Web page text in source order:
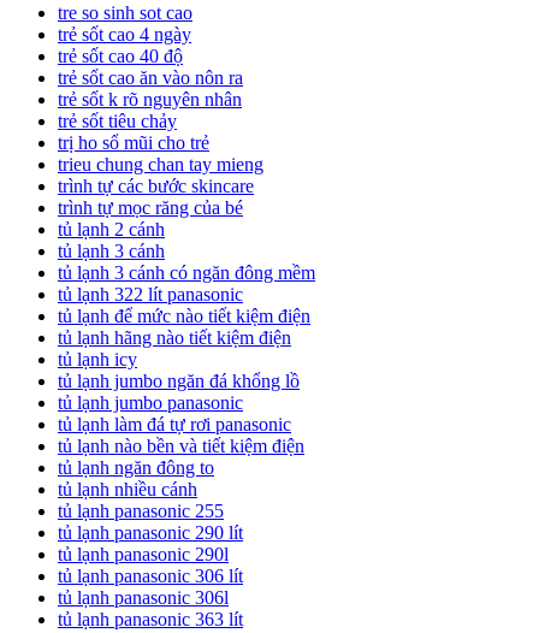
tre so sinh sot cao
trẻ sốt cao 4 ngày
trẻ sốt cao 40 độ
trẻ sốt cao ăn vào nôn ra
trẻ sốt k rõ nguyên nhân
trẻ sốt tiêu chảy
trị ho sổ mũi cho trẻ
trieu chung chan tay mieng
trình tự các bước skincare
trình tự mọc răng của bé
tủ lạnh 2 cánh
tủ lạnh 3 cánh
tủ lạnh 3 cánh có ngăn đông mềm
tủ lạnh 322 lít panasonic
tủ lạnh để mức nào tiết kiệm điện
tủ lạnh hãng nào tiết kiệm điện
tủ lạnh icy
tủ lạnh jumbo ngăn đá khổng lồ
tủ lạnh jumbo panasonic
tủ lạnh làm đá tự rơi panasonic
tủ lạnh nào bền và tiết kiệm điện
tủ lạnh ngăn đông to
tủ lạnh nhiều cánh
tủ lạnh panasonic 255
tủ lạnh panasonic 290 lít
tủ lạnh panasonic 290l
tủ lạnh panasonic 306 lít
tủ lạnh panasonic 306l
tủ lạnh panasonic 363 lít